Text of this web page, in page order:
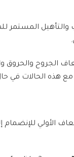
والتأهيل المستمر
الجروح والحروق
مع هذه الحالات في
للإنضمام